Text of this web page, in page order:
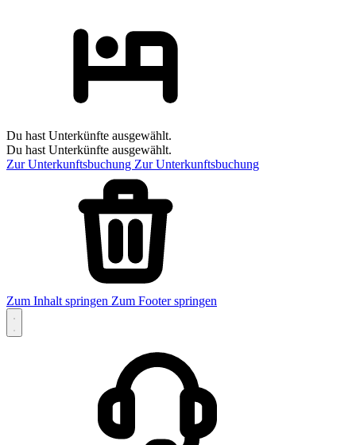
Du hast Unterkünfte ausgewählt.
Du hast Unterkünfte ausgewählt.
Zur Unterkunftsbuchung Zur Unterkunftsbuchung
Zum Inhalt springen Zum Footer springen